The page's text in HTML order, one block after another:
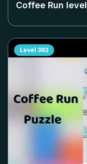
Coffee Run level
Level 363